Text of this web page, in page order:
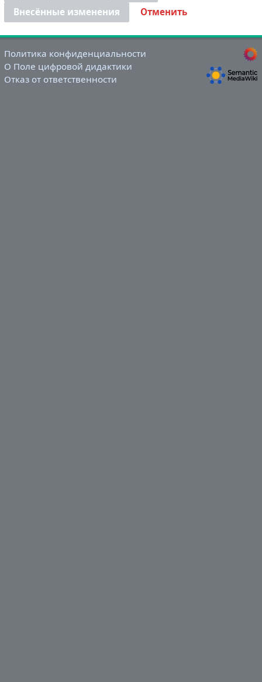
Внесённые изменения
Отменить
Политика конфиденциальности
О Поле цифровой дидактики
Отказ от ответственности